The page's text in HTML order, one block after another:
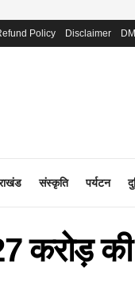
Policy Disclaimer
संस्कृति पर्यटन
करोड़